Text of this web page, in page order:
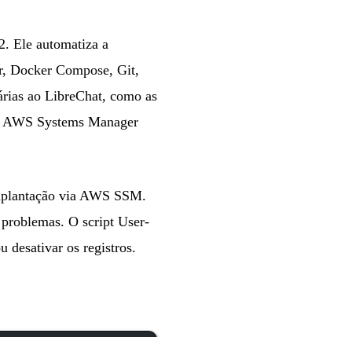
Ele automatiza a
Docker Compose, Git,
ao LibreChat, como as
Systems Manager
via AWS SSM.
O script User-
desativar os registros.